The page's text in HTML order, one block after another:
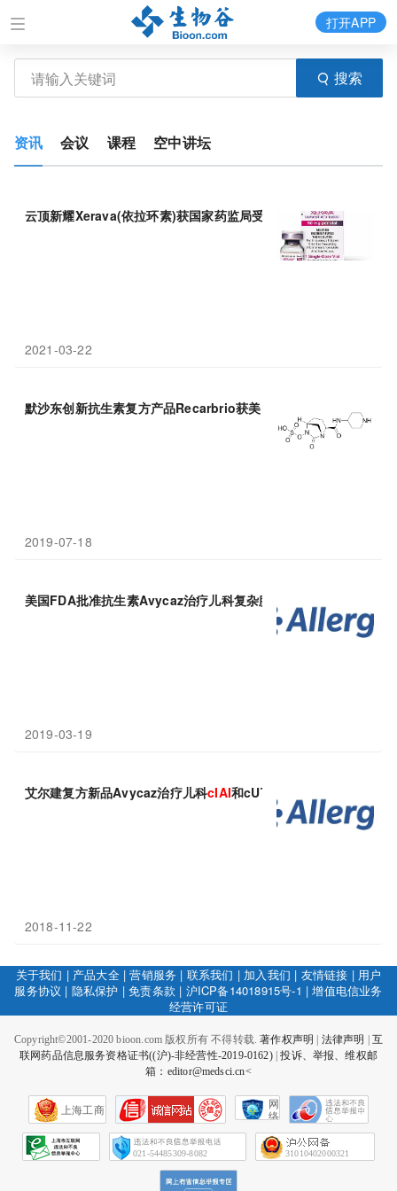
搜索
打开APP
资讯 会议 课程 空中讲坛
云顶新耀Xerava(依拉环素)获国家药监局受理：治疗复杂性腹腔感
2021-03-22
默沙东创新抗生素复方产品Recarbrio获美国FDA批准，治疗cUTI
2019-07-18
美国FDA批准抗生素Avycaz治疗儿科复杂腹腔感染(
2019-03-19
艾尔建复方新品Avycaz治疗儿科cIAI和cUTI在美国进入正式审查
2018-11-22
关于我们 | 产品大全|营销服务 | 联系我们 | 加入我们 | 友情链接 | 用户
服务协议 | 隐私保护 |免责条款 | 沪ICP备14018915号-1 |增值电信业务
经营许可证
Copyright©2001-2020 bioon.com 版权所有 不得转载.著作权声明 法律声明
互
联网药品信息服务资格证书((沪)-非经营性-2019-0162)|投诉、举报、维权邮
箱：editor@medsci.cn<
上海工商
网
络
会
征
021-54485309-8082 31010402000321